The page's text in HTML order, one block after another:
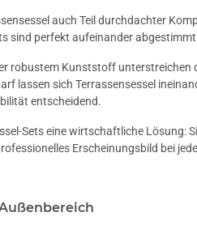
auch Teil durchdachter
sind perfekt aufeinander
robustem Kunststoff unterstreichen
lassen sich Terrassensessel
entscheidend.
Sets eine wirtschaftliche Lösung:
Erscheinungsbild bei